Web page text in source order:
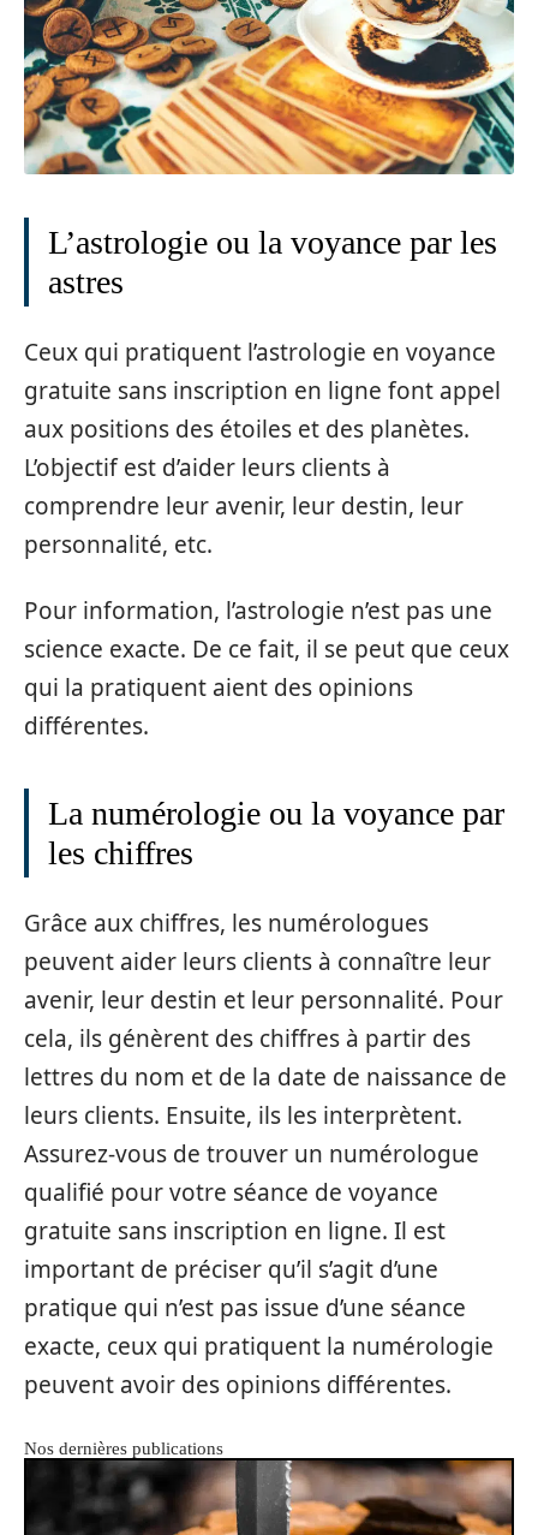
L’astrologie ou la voyance par les
astres
Ceux qui pratiquent l’astrologie en voyance
gratuite sans inscription en ligne font appel
aux positions des étoiles et des planètes.
L’objectif est d’aider leurs clients à
comprendre leur avenir, leur destin, leur
personnalité, etc.
Pour information, l’astrologie n’est pas une
science exacte. De ce fait, il se peut que ceux
qui la pratiquent aient des opinions
différentes.
La numérologie ou la voyance par
les chiffres
Grâce aux chiffres, les numérologues
peuvent aider leurs clients à connaître leur
avenir, leur destin et leur personnalité. Pour
cela, ils génèrent des chiffres à partir des
lettres du nom et de la date de naissance de
leurs clients. Ensuite, ils les interprètent.
Assurez-vous de trouver un numérologue
qualifié pour votre séance de voyance
gratuite sans inscription en ligne. Il est
important de préciser qu’il s’agit d’une
pratique qui n’est pas issue d’une séance
exacte, ceux qui pratiquent la numérologie
peuvent avoir des opinions différentes.
Nos dernières publications